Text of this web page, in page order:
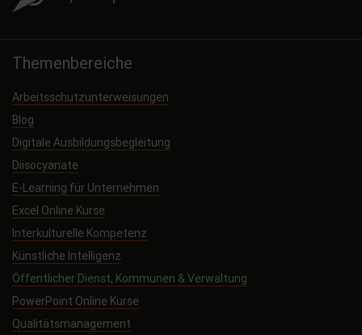
Themenbereiche
Arbeitsschutzunterweisungen
Blog
Digitale Ausbildungsbegleitung
Diisocyanate
E-Learning für Unternehmen
Excel Online Kurse
Interkulturelle Kompetenz
Künstliche Intelligenz
Öffentlicher Dienst, Kommunen & Verwaltung
PowerPoint Online Kurse
Qualitätsmanagement